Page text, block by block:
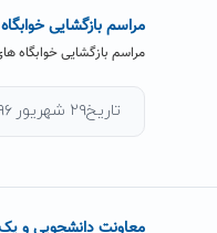
مراسم بازگشایی
مراسم بازگشایی خوابگاه
تاریخ۲۹ شهریور ۱۳۹۶